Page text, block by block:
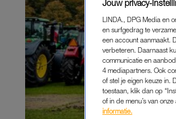
Jouw privacy-
LINDA., DPG Media en
en surfgedrag te
een account aanmaakt.
verbeteren. Daarnaast
communicatie en
4 mediapartners. Ook
of stel je eigen keuze in.
toestaan, klik dan op
of in de menu’s van
informatie.